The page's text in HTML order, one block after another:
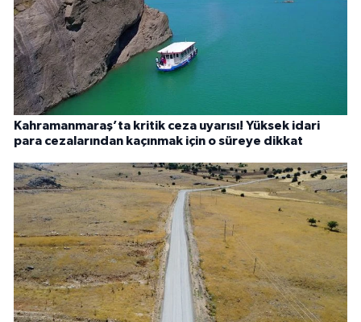
Kahramanmaraş’ta kritik ceza uyarısı! Yüksek idari
para cezalarından kaçınmak için o süreye dikkat